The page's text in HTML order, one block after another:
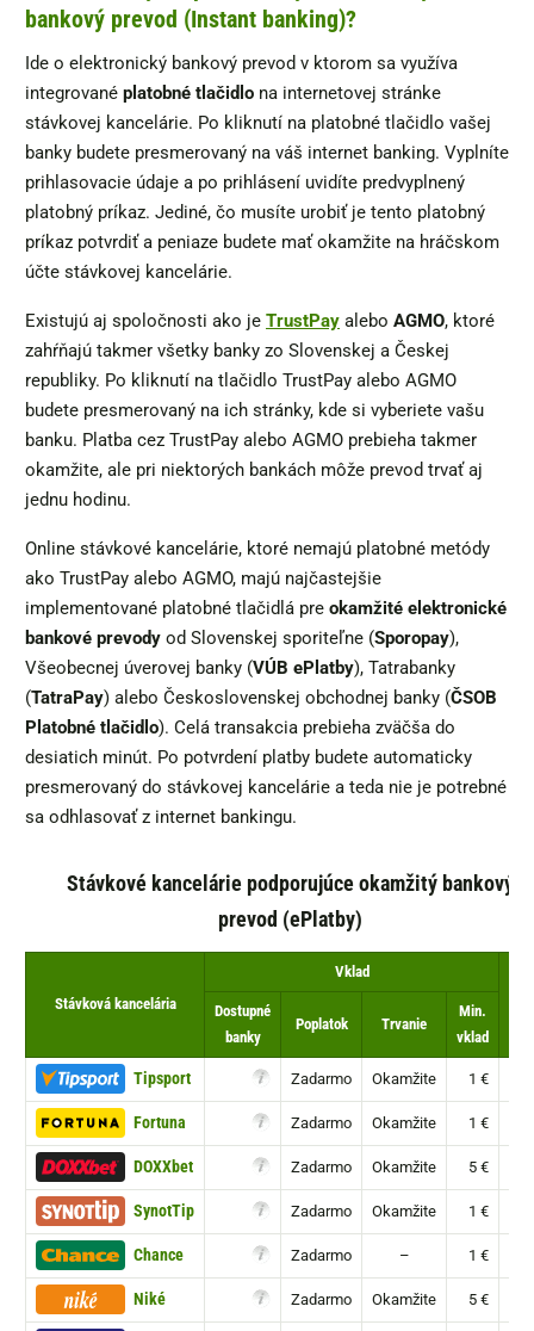
bankový prevod (Instant banking)?
Ide o elektronický bankový prevod v ktorom sa využíva
integrované platobné tlačidlo na internetovej stránke
stávkovej kancelárie. Po kliknutí na platobné tlačidlo vašej
banky budete presmerovaný na váš internet banking. Vyplníte
prihlasovacie údaje a po prihlásení uvidíte predvyplnený
platobný príkaz. Jediné, čo musíte urobiť je tento platobný
príkaz potvrdiť a peniaze budete mať okamžite na hráčskom
účte stávkovej kancelárie.
Existujú aj spoločnosti ako je TrustPay alebo AGMO, ktoré
zahŕňajú takmer všetky banky zo Slovenskej a Českej
republiky. Po kliknutí na tlačidlo TrustPay alebo AGMO
budete presmerovaný na ich stránky, kde si vyberiete vašu
banku. Platba cez TrustPay alebo AGMO prebieha takmer
okamžite, ale pri niektorých bankách môže prevod trvať aj
jednu hodinu.
Online stávkové kancelárie, ktoré nemajú platobné metódy
ako TrustPay alebo AGMO, majú najčastejšie
implementované platobné tlačidlá pre okamžité elektronické
bankové prevody od Slovenskej sporiteľne (Sporopay),
Všeobecnej úverovej banky (VÚB ePlatby), Tatrabanky
(TatraPay) alebo Československej obchodnej banky (ČSOB
Platobné tlačidlo). Celá transakcia prebieha zväčša do
desiatich minút. Po potvrdení platby budete automaticky
presmerovaný do stávkovej kancelárie a teda nie je potrebné
sa odhlasovať z internet bankingu.
Stávkové kancelárie podporujúce okamžitý bankový
prevod (ePlatby)
Stávková kancelária
Vklad
Dostupné
banky
Poplatok Trvanie
Min.
vklad
Tipsport Zadarmo Okamžite 1 €
Fortuna Zadarmo Okamžite 1 €
DOXXbet Zadarmo Okamžite 5 €
SynotTip Zadarmo Okamžite 1 €
Chance Zadarmo – 1 €
Niké Zadarmo Okamžite 5 €